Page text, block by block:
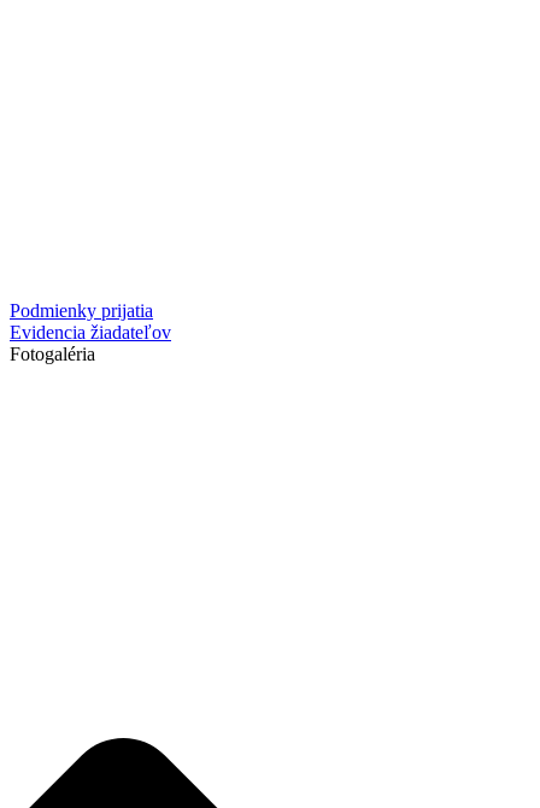
Podmienky prijatia
Evidencia žiadateľov
Fotogaléria